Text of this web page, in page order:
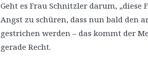
Geht es Frau Schnitzler darum, „diese
Angst zu schüren, dass nun bald den
gestrichen werden – das kommt der
gerade Recht.